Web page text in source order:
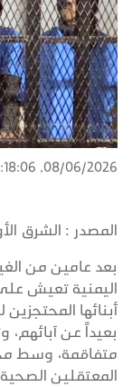
08/06/2026, 11:18:06
المصدر : الشرق
بعد عامين من
اليمنية تعيش
أبنائها
بعيداً عن
متفاقمة، وسط
المعتقلين